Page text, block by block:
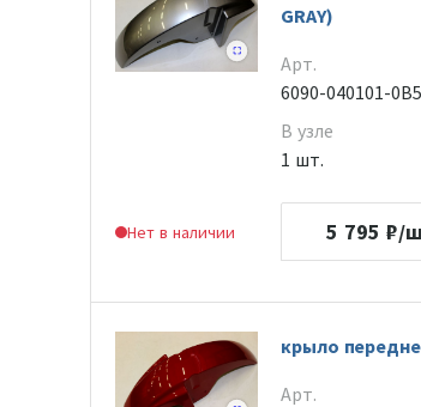
Нет в наличии
GRAY)
Арт.
6090-040101-
В узле
1 шт.
5 795 ₽/
крыло
Арт.